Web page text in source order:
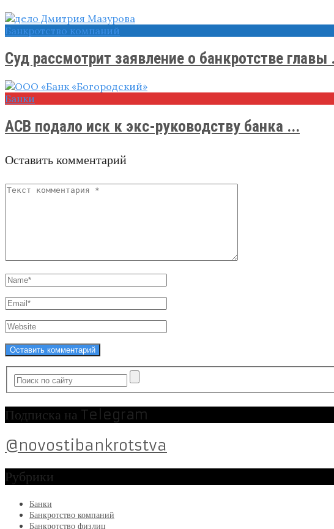
Банкротство компаний
Суд рассмотрит заявление о банкротстве главы
Банки
АСВ подало иск к экс-руководству банка ...
Оставить комментарий
Подписка на Telegram
@novostibankrotstva
Рубрики
Банки
Банкротство компаний
Банкротство физлиц